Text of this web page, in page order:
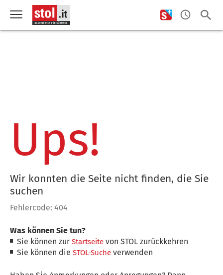
Ups!
Wir konnten die Seite nicht finden, die Sie
suchen
Fehlercode: 404
Was können Sie tun?
Sie können zurStartseite von STOL zurückkehren
Sie können dieSTOL-Suche verwenden